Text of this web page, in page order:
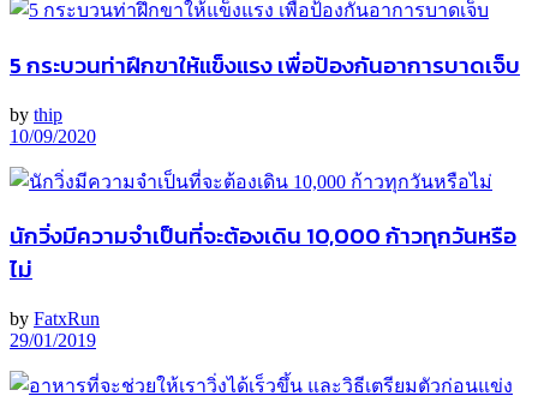
5 กระบวนท่าฝึกขาให้แข็งแรง เพื่อป้องกันอาการบาดเจ็บ
by thip
10/09/2020
นักวิ่งมีความจำเป็นที่จะต้องเดิน 10,000 ก้าวทุกวันหรือ
ไม่
by FatxRun
29/01/2019